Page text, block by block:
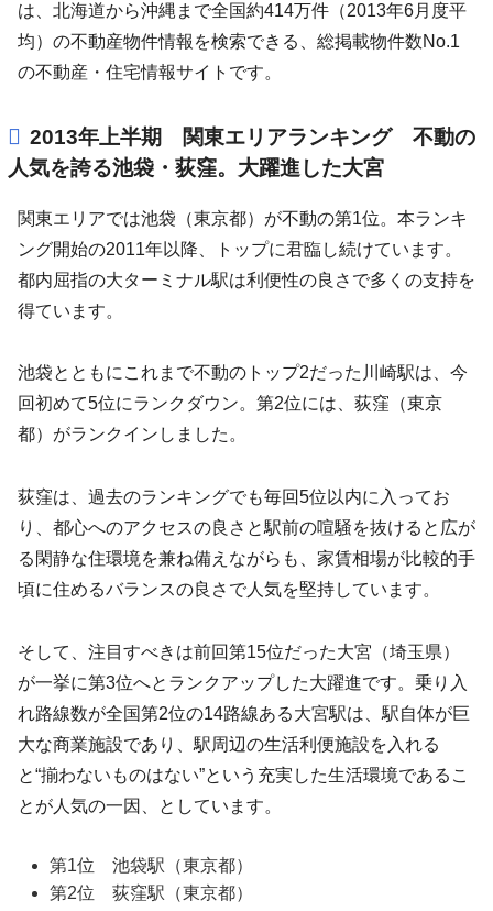
は、北海道から沖縄まで全国約414万件（2013年6月度平
均）の不動産物件情報を検索できる、総掲載物件数No.1
の不動産・住宅情報サイトです。
2013年上半期 関東エリアランキング 不動の
人気を誇る池袋・荻窪。大躍進した大宮
関東エリアでは池袋（東京都）が不動の第1位。本ランキ
ング開始の2011年以降、トップに君臨し続けています。
都内屈指の大ターミナル駅は利便性の良さで多くの支持を
得ています。
池袋とともにこれまで不動のトップ2だった川崎駅は、今
回初めて5位にランクダウン。第2位には、荻窪（東京
都）がランクインしました。
荻窪は、過去のランキングでも毎回5位以内に入ってお
り、都心へのアクセスの良さと駅前の喧騒を抜けると広が
る閑静な住環境を兼ね備えながらも、家賃相場が比較的手
頃に住めるバランスの良さで人気を堅持しています。
そして、注目すべきは前回第15位だった大宮（埼玉県）
が一挙に第3位へとランクアップした大躍進です。乗り入
れ路線数が全国第2位の14路線ある大宮駅は、駅自体が巨
大な商業施設であり、駅周辺の生活利便施設を入れる
と“揃わないものはない”という充実した生活環境であるこ
とが人気の一因、としています。
第1位 池袋駅（東京都）
第2位 荻窪駅（東京都）